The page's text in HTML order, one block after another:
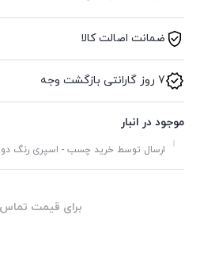
ضمانت اصالت کالا
7 روز گارانتی بازگشت وجه
موجود در انبار
ارسال توسط خرید چسب - اسپری رنگ
برای قیمت تماس